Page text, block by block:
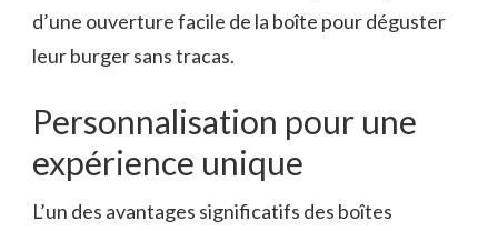
d’une ouverture facile de la boîte pour déguster
leur burger sans tracas.
Personnalisation pour une
expérience unique
L’un des avantages significatifs des boîtes